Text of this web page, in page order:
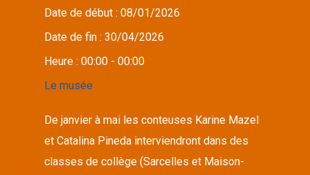
Date de début :08/01/2026
Date de fin :30/04/2026
Heure :00:00 - 00:00
Le musée
De janvier à mai les conteuses Karine Mazel
et Catalina Pineda interviendront dans des
classes de collège (Sarcelles et Maison-